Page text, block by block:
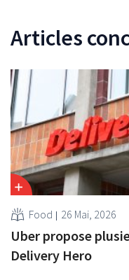
Articles
Food 26 Mai, 2026
Uber propose
Delivery Hero